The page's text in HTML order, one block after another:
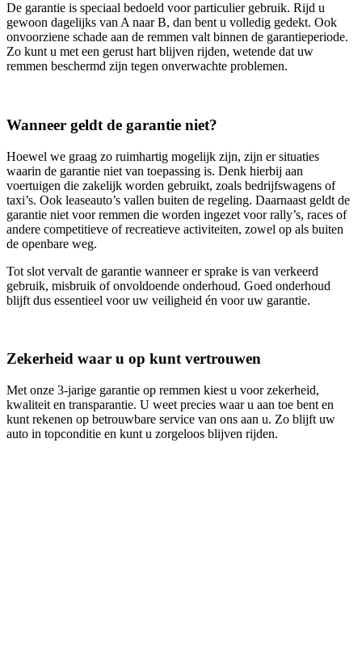
De garantie is speciaal bedoeld voor particulier gebruik. Rijd u
gewoon dagelijks van A naar B, dan bent u volledig gedekt. Ook
onvoorziene schade aan de remmen valt binnen de garantieperiode.
Zo kunt u met een gerust hart blijven rijden, wetende dat uw
remmen beschermd zijn tegen onverwachte problemen.
Wanneer geldt de garantie niet?
Hoewel we graag zo ruimhartig mogelijk zijn, zijn er situaties
waarin de garantie niet van toepassing is. Denk hierbij aan
voertuigen die zakelijk worden gebruikt, zoals bedrijfswagens of
taxi’s. Ook leaseauto’s vallen buiten de regeling. Daarnaast geldt de
garantie niet voor remmen die worden ingezet voor rally’s, races of
andere competitieve of recreatieve activiteiten, zowel op als buiten
de openbare weg.
Tot slot vervalt de garantie wanneer er sprake is van verkeerd
gebruik, misbruik of onvoldoende onderhoud. Goed onderhoud
blijft dus essentieel voor uw veiligheid én voor uw garantie.
Zekerheid waar u op kunt vertrouwen
Met onze 3‑jarige garantie op remmen kiest u voor zekerheid,
kwaliteit en transparantie. U weet precies waar u aan toe bent en
kunt rekenen op betrouwbare service van ons aan u. Zo blijft uw
auto in topconditie en kunt u zorgeloos blijven rijden.